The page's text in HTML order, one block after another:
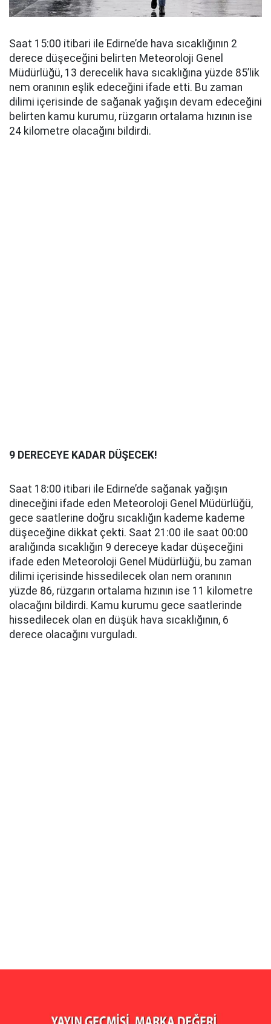
Saat 15:00 itibari ile Edirne’de hava sıcaklığının 2
derece düşeceğini belirten Meteoroloji Genel
Müdürlüğü, 13 derecelik hava sıcaklığına yüzde 85’lik
nem oranının eşlik edeceğini ifade etti. Bu zaman
dilimi içerisinde de sağanak yağışın devam edeceğini
belirten kamu kurumu, rüzgarın ortalama hızının ise
24 kilometre olacağını bildirdi.
9 DERECEYE KADAR DÜŞECEK!
Saat 18:00 itibari ile Edirne’de sağanak yağışın
dineceğini ifade eden Meteoroloji Genel Müdürlüğü,
gece saatlerine doğru sıcaklığın kademe kademe
düşeceğine dikkat çekti. Saat 21:00 ile saat 00:00
aralığında sıcaklığın 9 dereceye kadar düşeceğini
ifade eden Meteoroloji Genel Müdürlüğü, bu zaman
dilimi içerisinde hissedilecek olan nem oranının
yüzde 86, rüzgarın ortalama hızının ise 11 kilometre
olacağını bildirdi. Kamu kurumu gece saatlerinde
hissedilecek olan en düşük hava sıcaklığının, 6
derece olacağını vurguladı.